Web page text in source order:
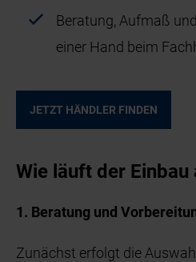
Beratung, Aufmaß
einer Hand beim
JETZT HÄNDLER FINDEN
Wie läuft der Einbau
1. Beratung und
Zunächst erfolgt die